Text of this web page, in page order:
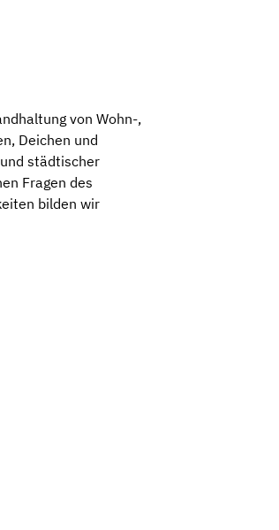
von Wohn-,
Deichen und
städtischer
Fragen des
bilden wir